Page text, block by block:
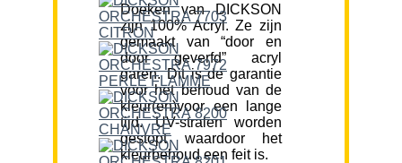
Doeken van DICKSON
zijn 100% Acryl. Ze zijn
gemaakt van “door en
door geverfd” acryl
garen. Dit is de garantie
voor het behoud van de
kleur(en)voor een lange
tijd. UV-stralen worden
gestopt waardoor het
kleurbehoud een feit is.